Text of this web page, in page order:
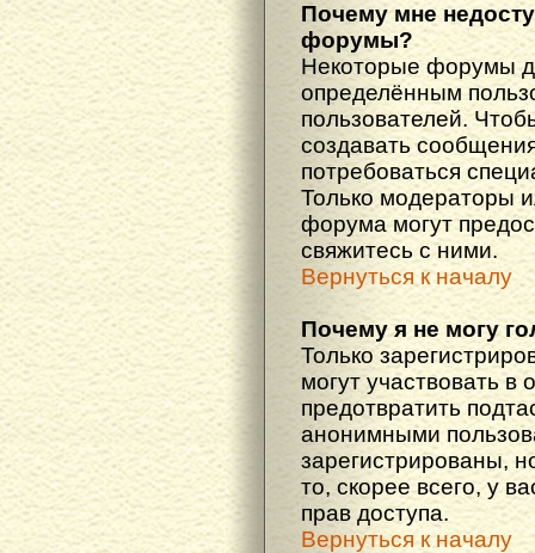
Почему мне
форумы?
Некоторые форумы
определённым
пользователей.
создавать
потребоваться
Только модераторы
форума могут
свяжитесь с ними.
Вернуться к началу
Почему я не могу
Только
могут участвовать в
предотвратить
анонимными
зарегистрированы,
то, скорее всего, у
прав доступа.
Вернуться к началу